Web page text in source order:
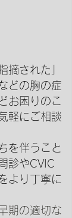
摘された」
どの胸の症
お困りのこ
軽にご相談
を伴うこと
診やCVIC
より丁寧に
期の適切な